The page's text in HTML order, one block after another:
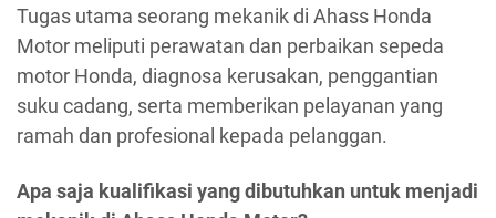
Tugas utama seorang mekanik di Ahass Honda
Motor meliputi perawatan dan perbaikan sepeda
motor Honda, diagnosa kerusakan, penggantian
suku cadang, serta memberikan pelayanan yang
ramah dan profesional kepada pelanggan.
Apa saja kualifikasi yang dibutuhkan untuk menjadi